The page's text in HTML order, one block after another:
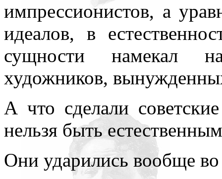
импрессионистов, а
идеалов, в
сущности намекал
художников,
А что сделали
нельзя быть
Они ударились вообще во